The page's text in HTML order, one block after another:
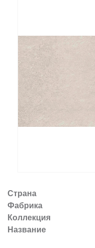
+7 (495) 532-06-30
Страна
Фабрика
Коллекция
Название